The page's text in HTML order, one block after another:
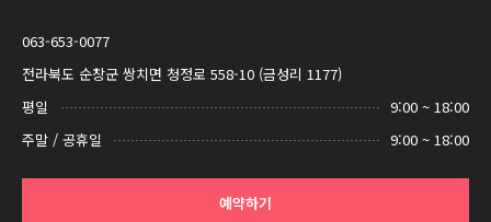
063-653-0077
전라북도 순창군 쌍치면 청정로 558-10 (금성리 1177)
평일
9:00 ~ 18:00
주말 / 공휴일
9:00 ~ 18:00
예약하기